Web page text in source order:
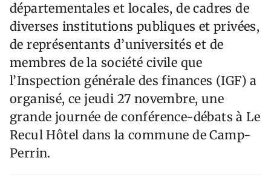
départementales et locales, de cadres de
diverses institutions publiques et privées,
de représentants d’universités et de
membres de la société civile que
l’Inspection générale des finances (IGF) a
organisé, ce jeudi 27 novembre, une
grande journée de conférence-débats à Le
Recul Hôtel dans la commune de Camp-
Perrin.